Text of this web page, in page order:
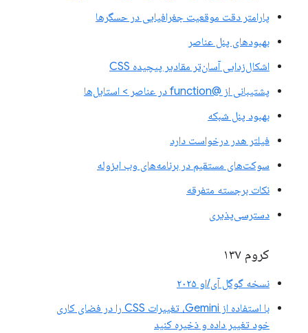
پارامتر دقت موقعیت جغرافیایی در حسگرها
بهبودهای پنل عناصر
اشکال‌زدایی آسان‌تر مقادیر پیچیده CSS
پشتیبانی از @function در عناصر > استایل‌ها
بهبود پنل شبکه
فیلتر هدر درخواست دارد
سوکت‌های مستقیم در برنامه‌های وب ایزوله
نکات برجسته متفرقه
دسترسی‌پذیری
کروم ۱۳۷
نسخه گوگل آی/او ۲۰۲۵
با استفاده از Gemini، تغییرات CSS را در فضای کاری
خود تغییر داده و ذخیره کنید